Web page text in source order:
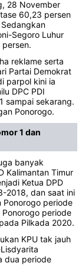
28 November
60,23 persen
Segoro Luhur
persen.
reklame serta
Partai Demokrat
parpol kini ia
DPC PDI
sampai sekarang.
Ponorogo.
1 dan
banyak
Kalimantan Timur
Ketua DPD
2018, dan saat ini
Ponorogo periode
periode
Pilkada 2020.
KPU tak jauh
dua periode